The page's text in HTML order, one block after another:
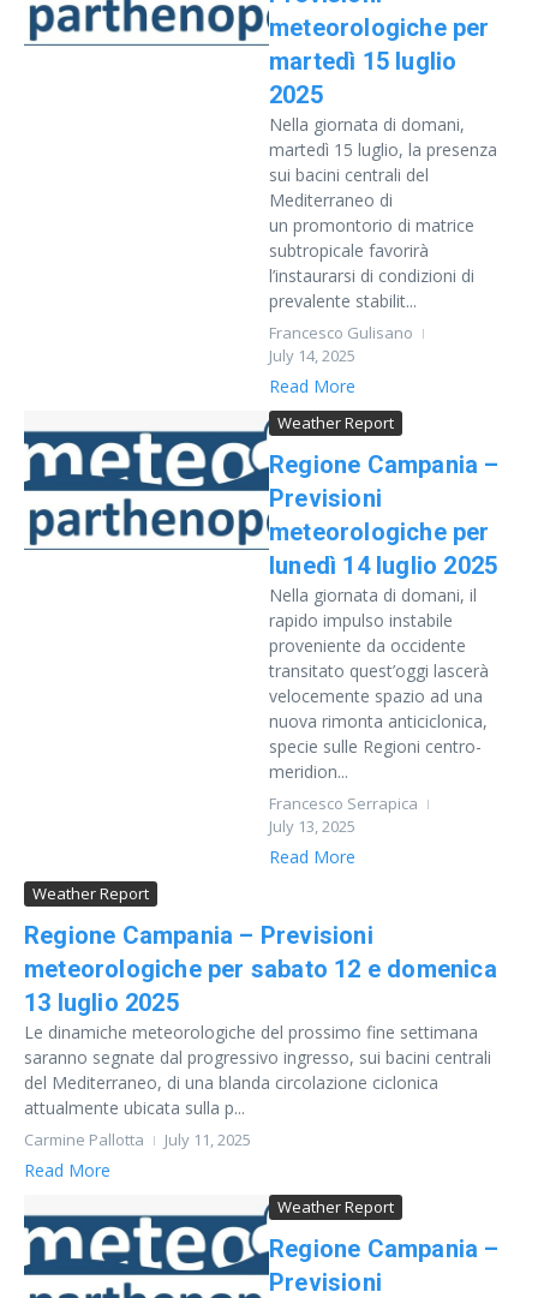
meteorologiche per
martedì 15 luglio
2025
Nella giornata di domani,
martedì 15 luglio, la presenza
sui bacini centrali del
Mediterraneo di
un promontorio di matrice
subtropicale favorirà
l’instaurarsi di condizioni di
prevalente stabilit...
Francesco Gulisano
July 14, 2025
Read More
Weather Report
Regione Campania –
Previsioni
meteorologiche per
lunedì 14 luglio 2025
Nella giornata di domani, il
rapido impulso instabile
proveniente da occidente
transitato quest’oggi lascerà
velocemente spazio ad una
nuova rimonta anticiclonica,
specie sulle Regioni centro-
meridion...
Francesco Serrapica
July 13, 2025
Read More
Weather Report
Regione Campania – Previsioni
meteorologiche per sabato 12 e domenica
13 luglio 2025
Le dinamiche meteorologiche del prossimo fine settimana
saranno segnate dal progressivo ingresso, sui bacini centrali
del Mediterraneo, di una blanda circolazione ciclonica
attualmente ubicata sulla p...
Carmine Pallotta July 11, 2025
Read More
Weather Report
Regione Campania –
Previsioni